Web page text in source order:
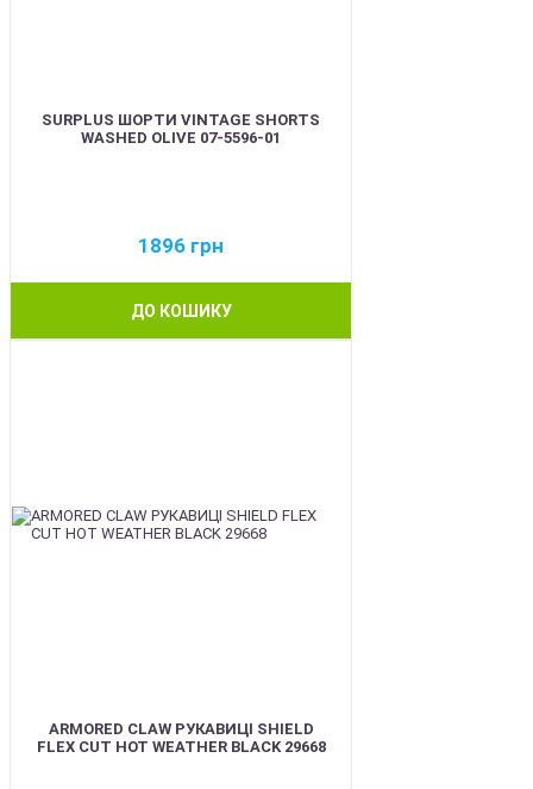
SURPLUS ШОРТИ VINTAGE SHORTS
WASHED OLIVE 07-5596-01
1896 грн
ДО КОШИКУ
ARMORED CLAW РУКАВИЦІ SHIELD
FLEX CUT HOT WEATHER BLACK 29668